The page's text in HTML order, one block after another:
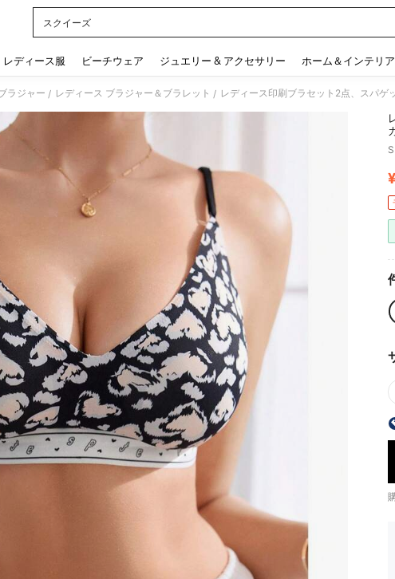
スクイーズ
レディース服 ビーチウェア ジュエリー & アクセサリー ホーム＆インテリア
ラジャー / レディース ブラジャー＆ブラレット / レディース印刷ブラセット2点、スパゲ
¥